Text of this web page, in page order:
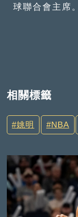
球聯合會主席
相關標籤
姚明 NBA